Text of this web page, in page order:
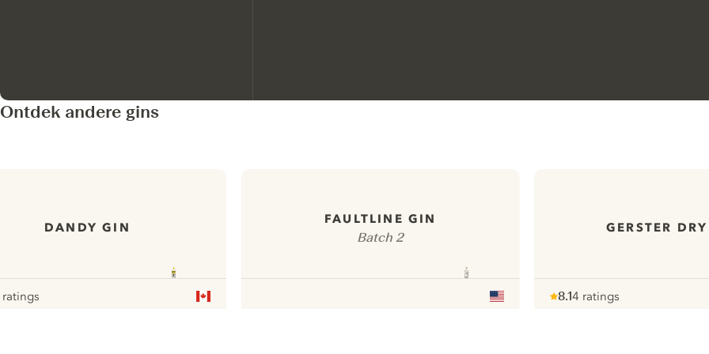
Ontdek andere gins
DANDY GIN
FAULTLINE GIN
Batch 2
GERSTER
8.14 ratings